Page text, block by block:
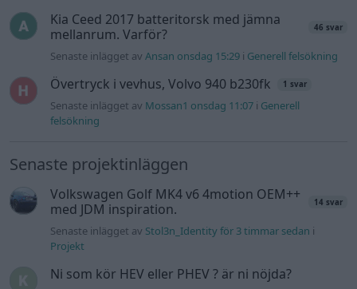
Kia Ceed 2017 batteritorsk med jämna
mellanrum. Varför?
46 svar
Senaste inlägget avAnsan onsdag 15:29 i Generell felsökning
Övertryck i vevhus, Volvo 940 b230fk 1 svar
Senaste inlägget av Mossan1 onsdag 11:07 i Generell
felsökning
Senaste projektinläggen
Volkswagen Golf MK4 v6 4motion OEM++
med JDM inspiration.
14 svar
Senaste inlägget av Stol3n_Identity för 3 timmar sedan i
Projekt
Ni som kör HEV eller PHEV ? är ni nöjda?